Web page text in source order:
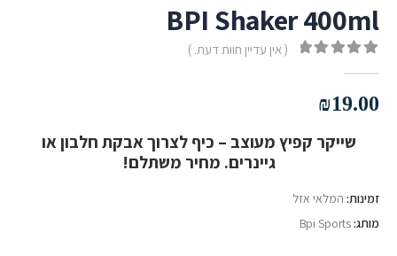
BPI Shaker 400ml
( אין עדיין חוות דעת. )
₪19.00
שייקר קפיץ מעוצב – כיף לצרוך אבקת חלבון או
גיינרים. מחיר משתלם!
זמינות: המלאי אזל
מותג:Bpi Sports